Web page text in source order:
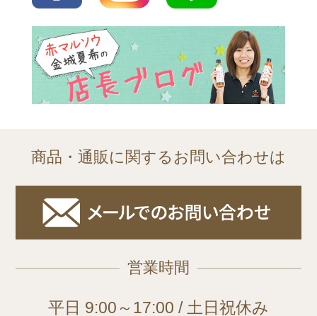
商品・通販に関するお問い合わせは
営業時間
平日 9:00～17:00 / 土日祝休み